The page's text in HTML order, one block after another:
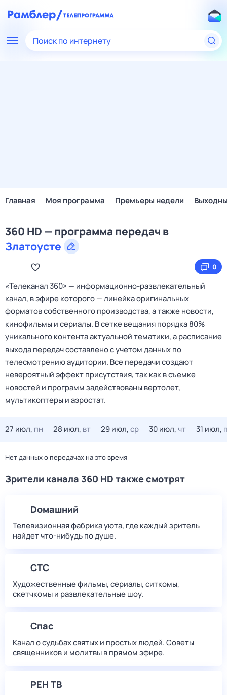
Поиск по интернету
Главная Моя программа Премьеры недели
360 HD — программа передач в
Златоусте
0
«Телеканал 360» — информационно‑развлекательный
канал, в эфире которого — линейка оригинальных
форматов собственного производства, а также новости,
кинофильмы и сериалы. В сетке вещания порядка 80%
уникального контента актуальной тематики, а расписание
выхода передач составлено с учетом данных по
телесмотрению аудитории. Все передачи создают
невероятный эффект присутствия, так как в съемке
новостей и программ задействованы вертолет,
мультикоптеры и аэростат.
27 июл, пн 28 июл, вт 29 июл,ср 30 июл,чт 31 июл,
Нет данных о передачах на это время
Зрители канала 360 HD также смотрят
Dомашний
Телевизионная фабрика уюта, где каждый зритель
найдет что‑нибудь по душе.
СТС
Художественные фильмы, сериалы, ситкомы,
скетчкомы и развлекательные шоу.
Спас
Канал о судьбах святых и простых людей. Советы
священников и молитвы в прямом эфире.
РЕН ТВ